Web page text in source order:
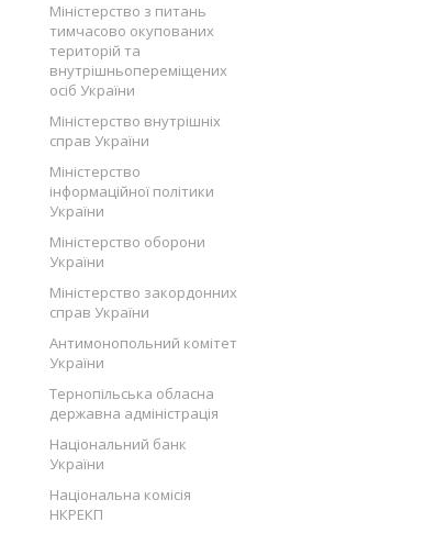
Міністерство з питань
тимчасово окупованих
територій та
внутрішньопереміщених
осіб України
Міністерство внутрішніх
справ України
Міністерство
інформаційної політики
України
Міністерство оборони
України
Міністерство закордонних
справ України
Антимонопольний комітет
України
Тернопільська обласна
державна адміністрація
Національний банк
України
Національна комісія
НКРЕКП